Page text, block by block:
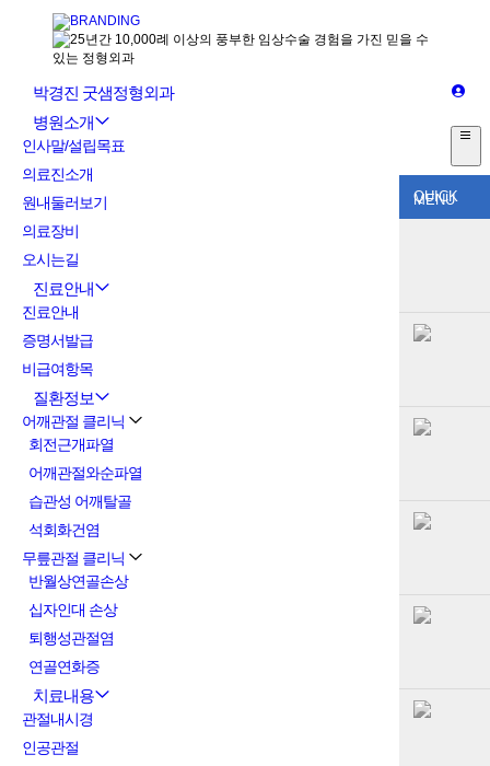
QUICK
MENU
박경진 굿샘정형외과
병원소개
인사말/설립목표
의료진소개
원내둘러보기
의료장비
오시는길
진료안내
진료안내
증명서발급
비급여항목
질환정보
어깨관절 클리닉
회전근개파열
어깨관절와순파열
습관성 어깨탈골
석회화건염
무릎관절 클리닉
반월상연골손상
십자인대 손상
퇴행성관절염
연골연화증
치료내용
관절내시경
인공관절